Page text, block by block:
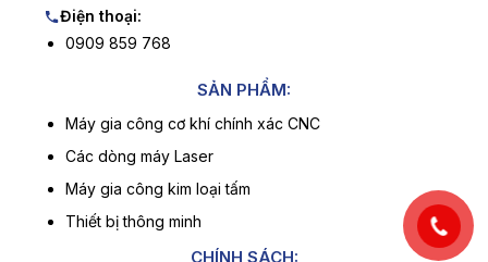
Điện thoại:
0909 859 768
SẢN PHẨM:
Máy gia công cơ khí chính xác CNC
Các dòng máy Laser
Máy gia công kim loại tấm
Thiết bị thông minh
CHÍNH SÁCH: